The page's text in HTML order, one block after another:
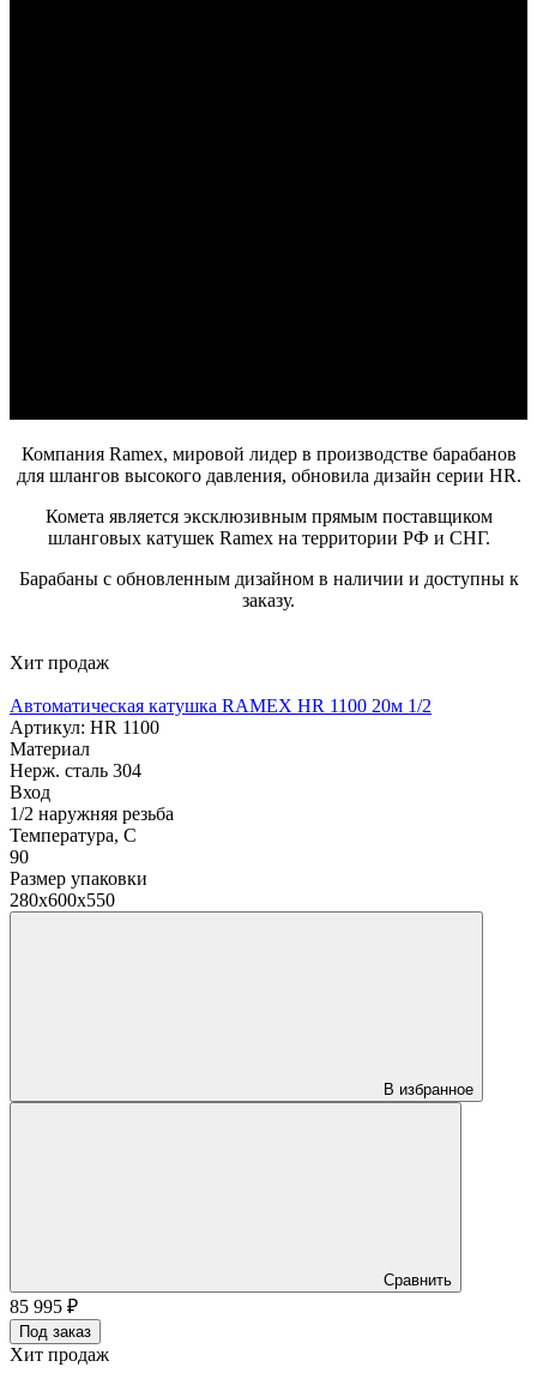
Компания Ramex, мировой лидер в производстве барабанов
для шлангов высокого давления, обновила дизайн серии HR.
Комета является эксклюзивным прямым поставщиком
шланговых катушек Ramex на территории РФ и СНГ.
Барабаны с обновленным дизайном в наличии и доступны к
заказу.
Хит продаж
Автоматическая катушка RAMEX HR 1100 20м 1/2
Артикул: HR 1100
Материал
Нерж. сталь 304
Вход
1/2 наружняя резьба
Температура, C
90
Размер упаковки
280x600x550
В избранное
Сравнить
85 995 ₽
Под заказ
Хит продаж